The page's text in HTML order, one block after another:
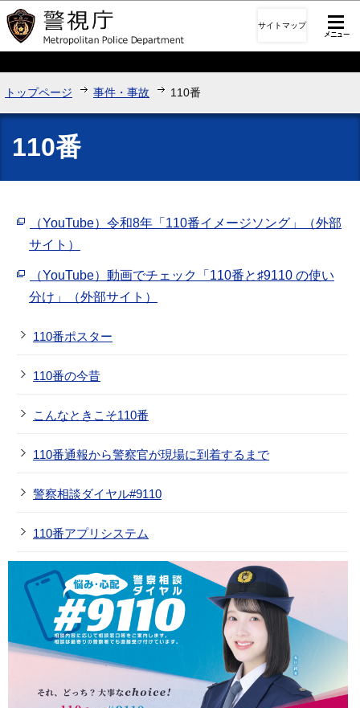
このページの本文へ移動
サイトマップ
トップページ 事件・事故 110番
110番
（YouTube）令和8年「110番イメージソング」（外部
サイト）
（YouTube）動画でチェック「110番と♯9110 の使い
分け」（外部サイト）
110番ポスター
110番の今昔
こんなときこそ110番
110番通報から警察官が現場に到着するまで
警察相談ダイヤル#9110
110番アプリシステム